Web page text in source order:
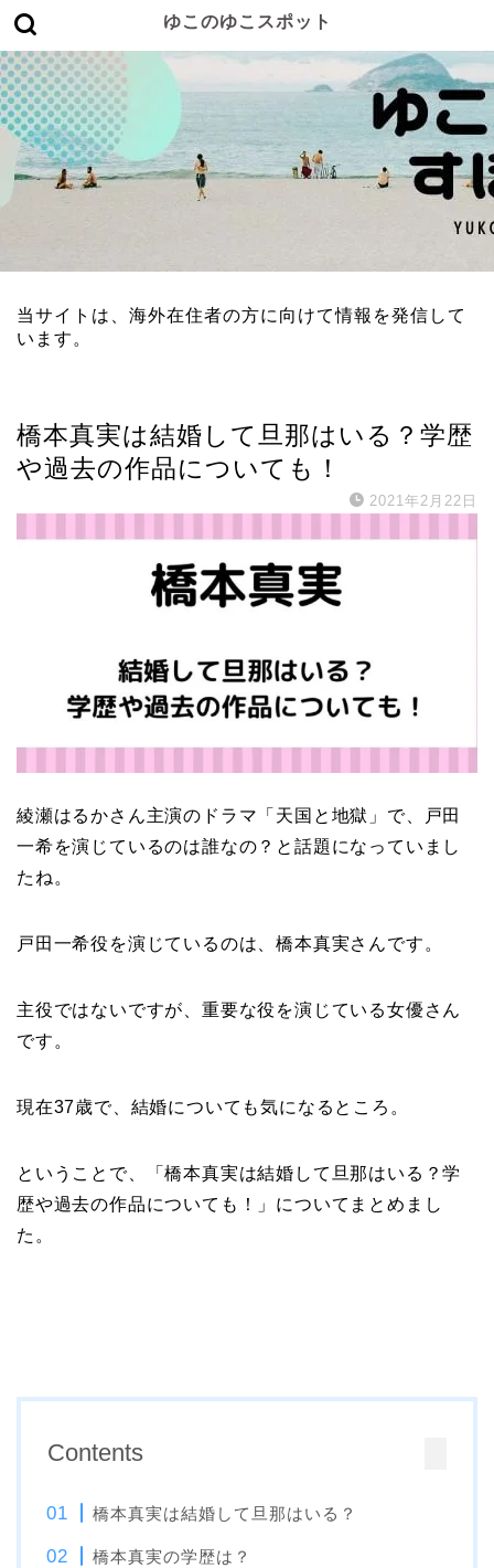
ゆこのゆこスポット
当サイトは、海外在住者の方に向けて情報を発信して
います。
橋本真実は結婚して旦那はいる？学歴
や過去の作品についても！
2021年2月22日
綾瀬はるかさん主演のドラマ「天国と地獄」で、戸田
一希を演じているのは誰なの？と話題になっていまし
たね。
戸田一希役を演じているのは、橋本真実さんです。
主役ではないですが、重要な役を演じている女優さん
です。
現在37歳で、結婚についても気になるところ。
ということで、「橋本真実は結婚して旦那はいる？学
歴や過去の作品についても！」についてまとめまし
た。
Contents
橋本真実は結婚して旦那はいる？
橋本真実の学歴は？